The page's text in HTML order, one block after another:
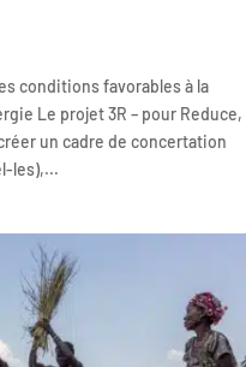
conditions favorables à la
Le projet 3R – pour Reduce,
un cadre de concertation
les),...